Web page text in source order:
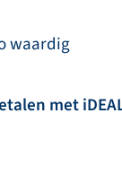
waardig
met